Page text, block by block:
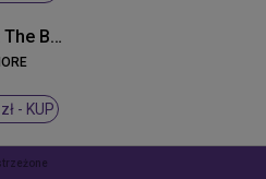
Radagast The Brown (Album Version)
- KUP